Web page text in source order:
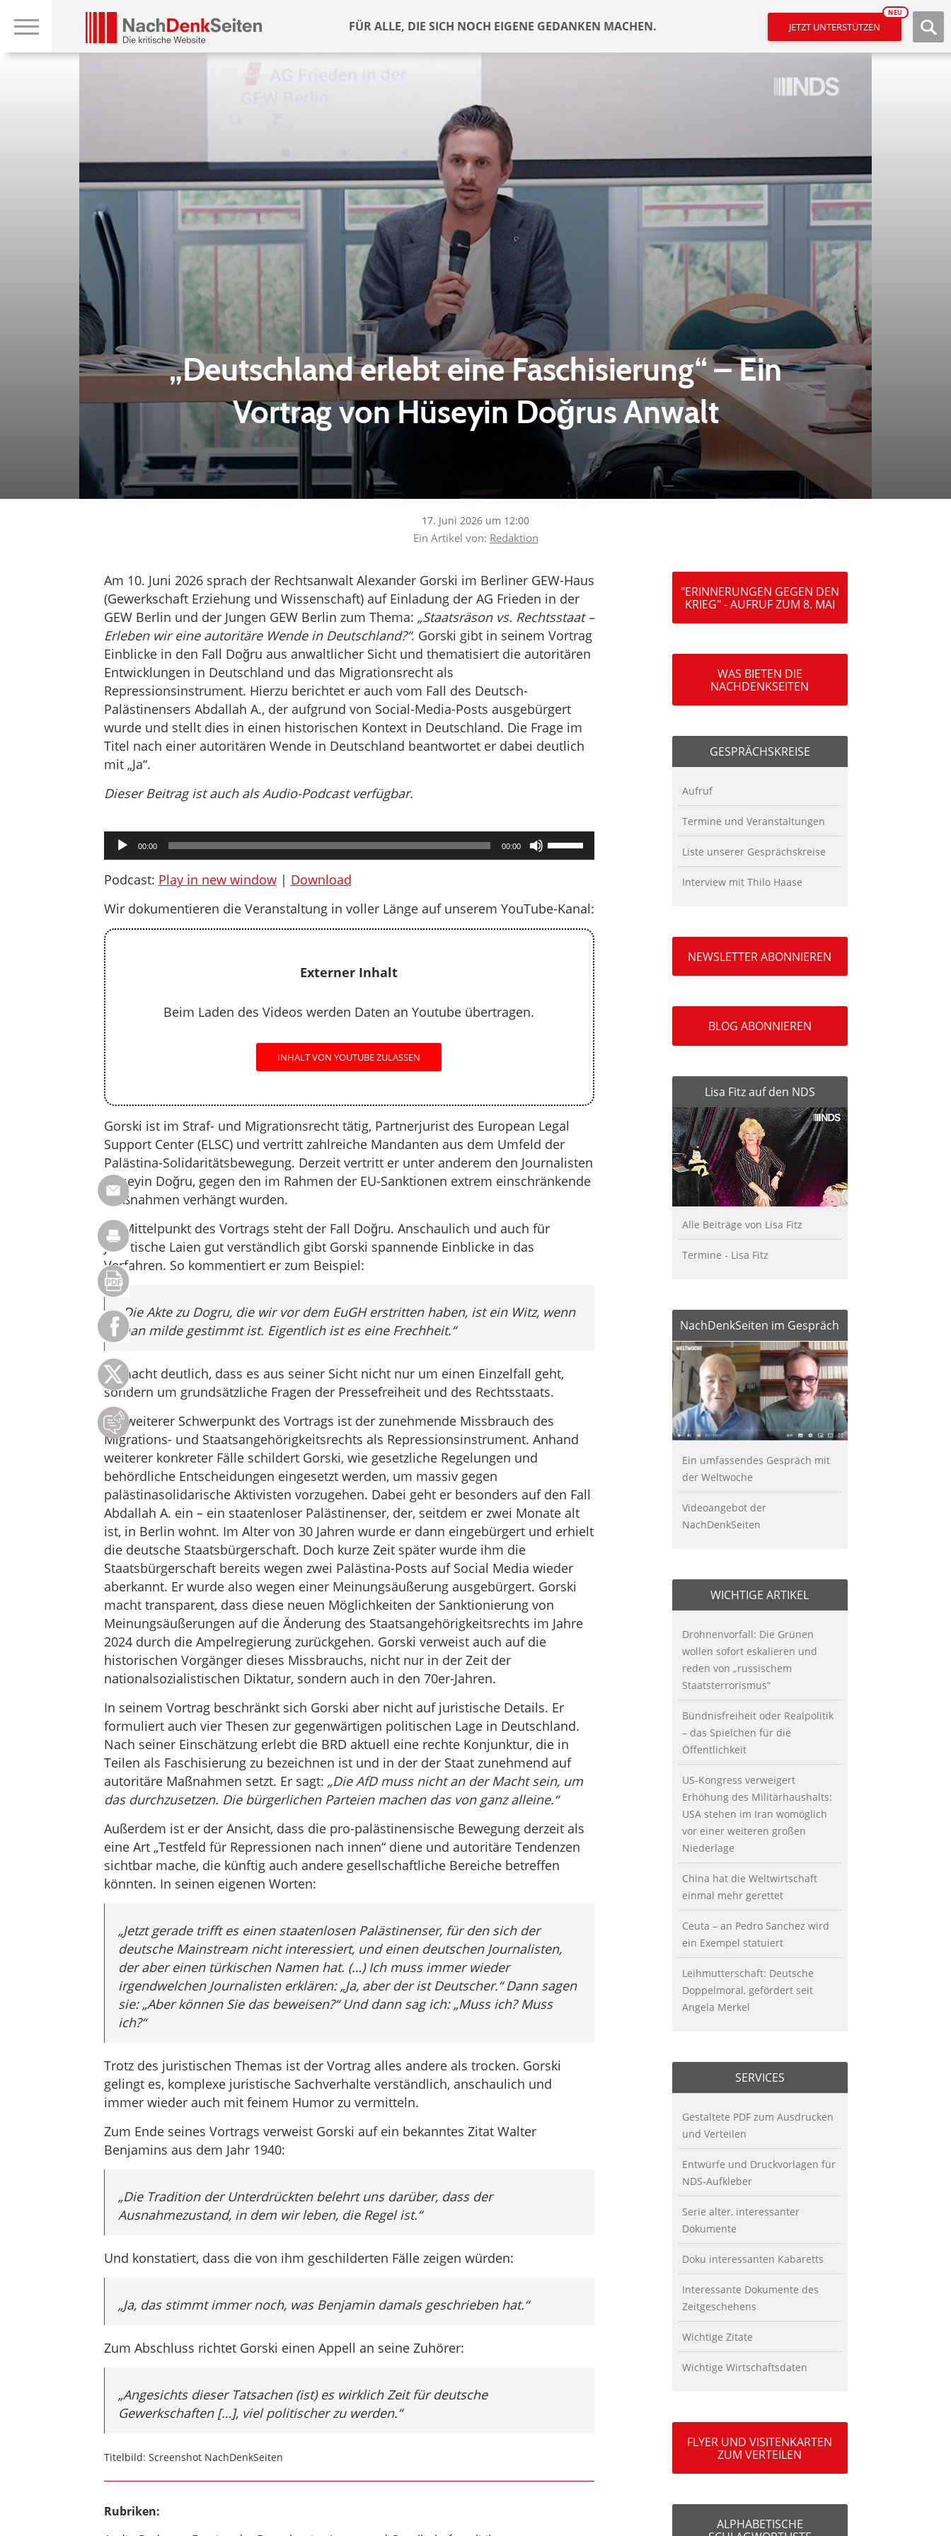
FÜR ALLE, DIE SICH NOCH EIGENE GEDANKEN MACHEN. JETZT UNTERSTÜTZEN
NEU
„Deutschland erlebt eine Faschisierung“ – Ein
Vortrag von Hüseyin Doğrus Anwalt
17. Juni 2026 um 12:00
Ein Artikel von: Redaktion
Am 10. Juni 2026 sprach der Rechtsanwalt Alexander Gorski im Berliner GEW-Haus
(Gewerkschaft Erziehung und Wissenschaft) auf Einladung der AG Frieden in der
GEW Berlin und der Jungen GEW Berlin zum Thema: „Staatsräson vs. Rechtsstaat –
Erleben wir eine autoritäre Wende in Deutschland?“. Gorski gibt in seinem Vortrag
Einblicke in den Fall Doğru aus anwaltlicher Sicht und thematisiert die autoritären
Entwicklungen in Deutschland und das Migrationsrecht als
Repressionsinstrument. Hierzu berichtet er auch vom Fall des Deutsch-
Palästinensers Abdallah A., der aufgrund von Social-Media-Posts ausgebürgert
wurde und stellt dies in einen historischen Kontext in Deutschland. Die Frage im
Titel nach einer autoritären Wende in Deutschland beantwortet er dabei deutlich
mit „Ja“.
Dieser Beitrag ist auch als Audio-Podcast verfügbar.
Audio-
Player
00:00 00:00
Pfeiltasten
Hoch/Runter
die
Lautstärke
Podcast: Play in new window| Download
Wir dokumentieren die Veranstaltung in voller Länge auf unserem YouTube-Kanal:
Externer Inhalt
Beim Laden des Videos werden Daten an Youtube übertragen.
INHALT VON YOUTUBE ZULASSEN
Gorski ist im Straf- und Migrationsrecht tätig, Partnerjurist des European Legal
Support Center (ELSC) und vertritt zahlreiche Mandanten aus dem Umfeld der
Palästina-Solidaritätsbewegung. Derzeit vertritt er unter anderem den Journalisten
Hüseyin Doğru, gegen den im Rahmen der EU-Sanktionen extrem einschränkende
Maßnahmen verhängt wurden.
Im Mittelpunkt des Vortrags steht der Fall Doğru. Anschaulich und auch für
juristische Laien gut verständlich gibt Gorski spannende Einblicke in das
Verfahren. So kommentiert er zum Beispiel:
„Die Akte zu Dogru, die wir vor dem EuGH erstritten haben, ist ein Witz, wenn
man milde gestimmt ist. Eigentlich ist es eine Frechheit.“
Er macht deutlich, dass es aus seiner Sicht nicht nur um einen Einzelfall geht,
sondern um grundsätzliche Fragen der Pressefreiheit und des Rechtsstaats.
Ein weiterer Schwerpunkt des Vortrags ist der zunehmende Missbrauch des
Migrations- und Staatsangehörigkeitsrechts als Repressionsinstrument. Anhand
weiterer konkreter Fälle schildert Gorski, wie gesetzliche Regelungen und
behördliche Entscheidungen eingesetzt werden, um massiv gegen
palästinasolidarische Aktivisten vorzugehen. Dabei geht er besonders auf den Fall
Abdallah A. ein – ein staatenloser Palästinenser, der, seitdem er zwei Monate alt
ist, in Berlin wohnt. Im Alter von 30 Jahren wurde er dann eingebürgert und erhielt
die deutsche Staatsbürgerschaft. Doch kurze Zeit später wurde ihm die
Staatsbürgerschaft bereits wegen zwei Palästina-Posts auf Social Media wieder
aberkannt. Er wurde also wegen einer Meinungsäußerung ausgebürgert. Gorski
macht transparent, dass diese neuen Möglichkeiten der Sanktionierung von
Meinungsäußerungen auf die Änderung des Staatsangehörigkeitsrechts im Jahre
2024 durch die Ampelregierung zurückgehen. Gorski verweist auch auf die
historischen Vorgänger dieses Missbrauchs, nicht nur in der Zeit der
nationalsozialistischen Diktatur, sondern auch in den 70er-Jahren.
In seinem Vortrag beschränkt sich Gorski aber nicht auf juristische Details. Er
formuliert auch vier Thesen zur gegenwärtigen politischen Lage in Deutschland.
Nach seiner Einschätzung erlebt die BRD aktuell eine rechte Konjunktur, die in
Teilen als Faschisierung zu bezeichnen ist und in der der Staat zunehmend auf
autoritäre Maßnahmen setzt. Er sagt: „Die AfD muss nicht an der Macht sein, um
das durchzusetzen. Die bürgerlichen Parteien machen das von ganz alleine.“
Außerdem ist er der Ansicht, dass die pro-palästinensische Bewegung derzeit als
eine Art „Testfeld für Repressionen nach innen“ diene und autoritäre Tendenzen
sichtbar mache, die künftig auch andere gesellschaftliche Bereiche betreffen
könnten. In seinen eigenen Worten:
„Jetzt gerade trifft es einen staatenlosen Palästinenser, für den sich der
deutsche Mainstream nicht interessiert, und einen deutschen Journalisten,
der aber einen türkischen Namen hat. (…) Ich muss immer wieder
irgendwelchen Journalisten erklären: „Ja, aber der ist Deutscher.“ Dann sagen
sie: „Aber können Sie das beweisen?“ Und dann sag ich: „Muss ich? Muss
ich?“
Trotz des juristischen Themas ist der Vortrag alles andere als trocken. Gorski
gelingt es, komplexe juristische Sachverhalte verständlich, anschaulich und
immer wieder auch mit feinem Humor zu vermitteln.
Zum Ende seines Vortrags verweist Gorski auf ein bekanntes Zitat Walter
Benjamins aus dem Jahr 1940:
„Die Tradition der Unterdrückten belehrt uns darüber, dass der
Ausnahmezustand, in dem wir leben, die Regel ist.“
Und konstatiert, dass die von ihm geschilderten Fälle zeigen würden:
„Ja, das stimmt immer noch, was Benjamin damals geschrieben hat.“
Zum Abschluss richtet Gorski einen Appell an seine Zuhörer:
„Angesichts dieser Tatsachen (ist) es wirklich Zeit für deutsche
Gewerkschaften […], viel politischer zu werden.“
Titelbild: Screenshot NachDenkSeiten
Rubriken:
"ERINNERUNGEN GEGEN DEN
KRIEG" - AUFRUF ZUM 8. MAI
WAS BIETEN DIE
NACHDENKSEITEN
GESPRÄCHSKREISE
Aufruf
Termine und Veranstaltungen
Liste unserer Gesprächskreise
Interview mit Thilo Haase
NEWSLETTER ABONNIEREN
BLOG ABONNIEREN
Lisa Fitz auf den NDS
Alle Beiträge von Lisa Fitz
Termine - Lisa Fitz
NachDenkSeiten im Gespräch
Ein umfassendes Gespräch mit
der Weltwoche
Videoangebot der
NachDenkSeiten
WICHTIGE ARTIKEL
Drohnenvorfall: Die Grünen
wollen sofort eskalieren und
reden von „russischem
Staatsterrorismus“
Bündnisfreiheit oder Realpolitik
– das Spielchen für die
Öffentlichkeit
US-Kongress verweigert
Erhöhung des Militärhaushalts:
USA stehen im Iran womöglich
vor einer weiteren großen
Niederlage
China hat die Weltwirtschaft
einmal mehr gerettet
Ceuta – an Pedro Sanchez wird
ein Exempel statuiert
Leihmutterschaft: Deutsche
Doppelmoral, gefördert seit
Angela Merkel
SERVICES
Gestaltete PDF zum Ausdrucken
und Verteilen
Entwürfe und Druckvorlagen für
NDS-Aufkleber
Serie alter, interessanter
Dokumente
Doku interessanten Kabaretts
Interessante Dokumente des
Zeitgeschehens
Wichtige Zitate
Wichtige Wirtschaftsdaten
FLYER UND VISITENKARTEN
ZUM VERTEILEN
ALPHABETISCHE